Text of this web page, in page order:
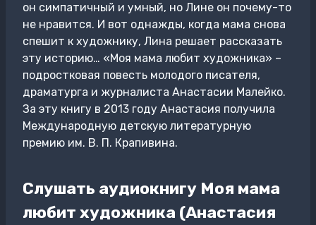
он симпатичный и умный, но Лине он почему-то
не нравится. И вот однажды, когда мама снова
спешит к художнику, Лина решает рассказать
эту историю… «Моя мама любит художника» –
подростковая повесть молодого писателя,
драматурга и журналиста Анастасии Малейко.
За эту книгу в 2013 году Анастасия получила
Международную детскую литературную
премию им. В. П. Крапивина.
Слушать аудиокнигу Моя мама
любит художника (Анастасия